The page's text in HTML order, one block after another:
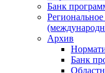
Банк
Архив
Банк